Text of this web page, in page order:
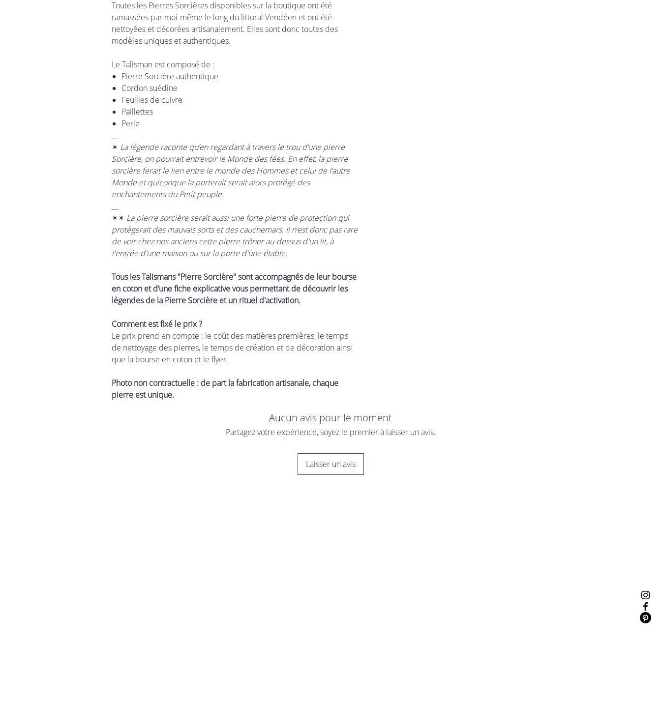
Toutes les Pierres Sorcières disponibles sur la boutique ont été
ramassées par moi-même le long du littoral Vendéen et ont été
nettoyées et décorées artisanalement. Elles sont donc toutes des
modèles uniques et authentiques.
Le Talisman est composé de :
Pierre Sorcière authentique
Cordon suédine
Feuilles de cuivre
Paillettes
Perle
✴ La légende raconte qu’en regardant à travers le trou d’une pierre
Sorcière, on pourrait entrevoir le Monde des fées. En effet, la pierre
sorcière ferait le lien entre le monde des Hommes et celui de l’autre
Monde et quiconque la porterait serait alors protégé des
enchantements du Petit peuple.
✴✴ La pierre sorcière serait aussi une forte pierre de protection qui
protègerait des mauvais sorts et des cauchemars. Il n’est donc pas rare
de voir chez nos anciens cette pierre trôner au-dessus d'un lit, à
l'entrée d'une maison ou sur la porte d'une étable.
Tous les Talismans "Pierre Sorcière" sont accompagnés de leur bourse
en coton et d’une fiche explicative vous permettant de découvrir les
légendes de la Pierre Sorcière et un rituel d'activation.
Comment est fixé le prix ?
Le prix prend en compte : le coût des matières premières, le temps
de nettoyage des pierres, le temps de création et de décoration ainsi
que la bourse en coton et le flyer.
Photo non contractuelle : de part la fabrication artisanale, chaque
pierre est unique.
Aucun avis pour le moment
Partagez votre expérience, soyez le premier à laisser un avis.
Laisser un avis